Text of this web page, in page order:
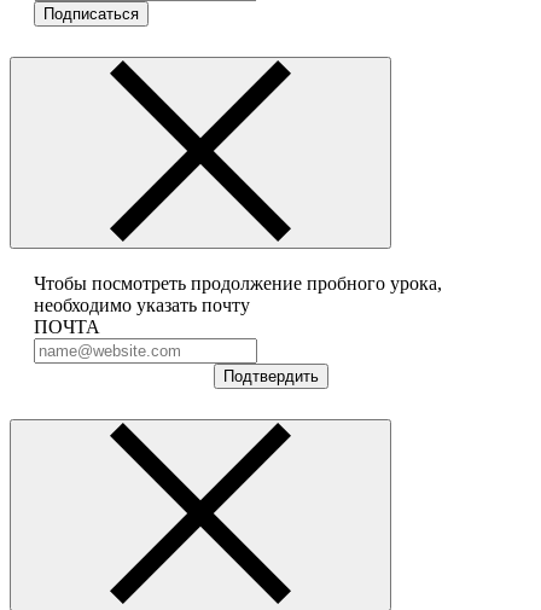
Подписаться
Чтобы посмотреть продолжение пробного урока,
необходимо указать почту
ПОЧТА
Подтвердить